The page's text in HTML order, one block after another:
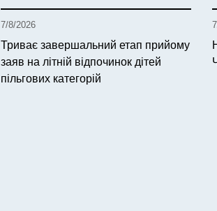
7/8/2026
Триває завершальний етап прийому
заяв на літній відпочинок дітей
пільгових категорій